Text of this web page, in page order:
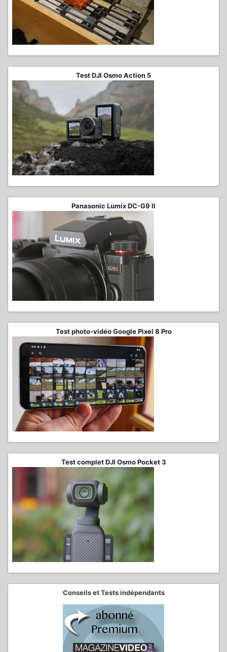
Test DJI Osmo Action 5
Panasonic Lumix DC-G9 II
Test photo-vidéo Google Pixel 8 Pro
Test complet DJI Osmo Pocket 3
Conseils et Tests indépendants